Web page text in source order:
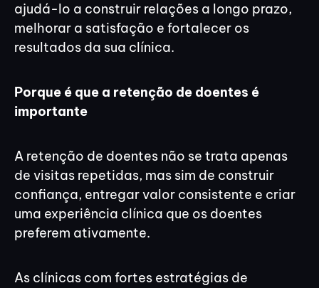
ajudá-lo a construir relações a longo prazo,
melhorar a satisfação e fortalecer os
resultados da sua clínica.
Porque é que a retenção de doentes é
importante
A retenção de doentes não se trata apenas
de visitas repetidas, mas sim de construir
confiança, entregar valor consistente e criar
uma experiência clínica que os doentes
preferem ativamente.
As clínicas com fortes estratégias de